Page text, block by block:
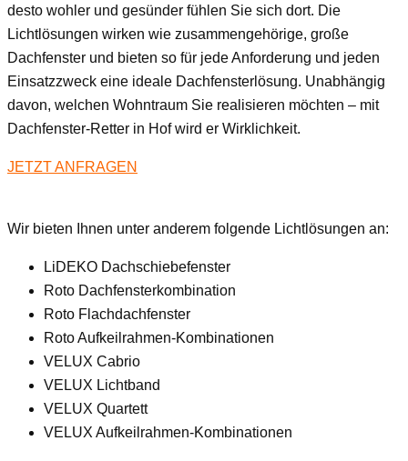
desto wohler und gesünder fühlen Sie sich dort. Die
Lichtlösungen wirken wie zusammengehörige, große
Dachfenster und bieten so für jede Anforderung und jeden
Einsatzzweck eine ideale Dachfensterlösung. Unabhängig
davon, welchen Wohntraum Sie realisieren möchten – mit
Dachfenster-Retter in Hof wird er Wirklichkeit.
JETZT ANFRAGEN
Wir bieten Ihnen unter anderem folgende Lichtlösungen an:
LiDEKO Dachschiebefenster
Roto Dachfensterkombination
Roto Flachdachfenster
Roto Aufkeilrahmen-Kombinationen
VELUX Cabrio
VELUX Lichtband
VELUX Quartett
VELUX Aufkeilrahmen-Kombinationen